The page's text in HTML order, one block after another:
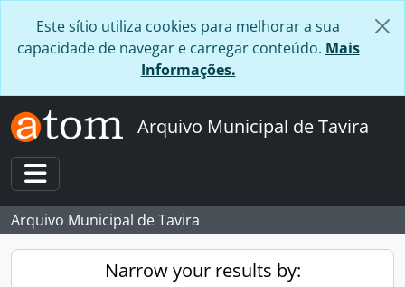
Este sítio utiliza cookies para melhorar a sua
capacidade de navegar e carregar conteúdo. Mais
Informações.
Arquivo Municipal de Tavira
Toggle navigation
Arquivo Municipal de Tavira
Narrow your results by: